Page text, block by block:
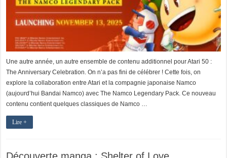
Une autre année, un autre ensemble de contenu additionnel pour Atari 50 :
The Anniversary Celebration. On n’a pas fini de célébrer ! Cette fois, on
explore la collaboration entre Atari et la compagnie japonaise Namco
(aujourd’hui Bandai Namco) avec The Namco Legendary Pack. Ce nouveau
contenu contient quelques classiques de Namco …
Lire +